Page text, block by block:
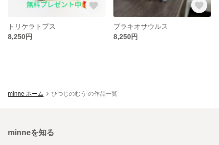
トリケラトプス
8,250円
ブラキオサウルス
8,250円
minne ホーム ひつじのむう の作品一覧
minneを知る